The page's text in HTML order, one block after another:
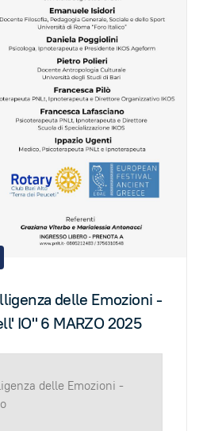
delle Emozioni -
IO" 6 MARZO 2025
delle Emozioni -